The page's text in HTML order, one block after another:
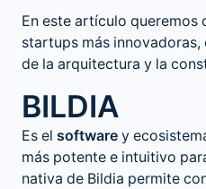
En este artículo
startups más
de la arquitectura y la
BILDIA
Es el software y
más potente e intuitivo
nativa de Bildia permite